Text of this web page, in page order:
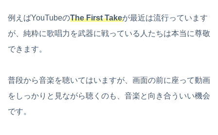
例えばYouTubeのThe First Takeが最近は流行っています
が、純粋に歌唱力を武器に戦っている人たちは本当に尊敬
できます。
普段から音楽を聴いてはいますが、画面の前に座って動画
をしっかりと見ながら聴くのも、音楽と向き合ういい機会
です。